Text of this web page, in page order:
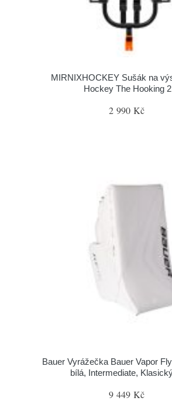
MIRNIXHOCKEY Sušák na
Hockey The Hooking
2 990 Kč
Bauer Vyrážečka Bauer Vapor
bílá, Intermediate,
9 449 Kč